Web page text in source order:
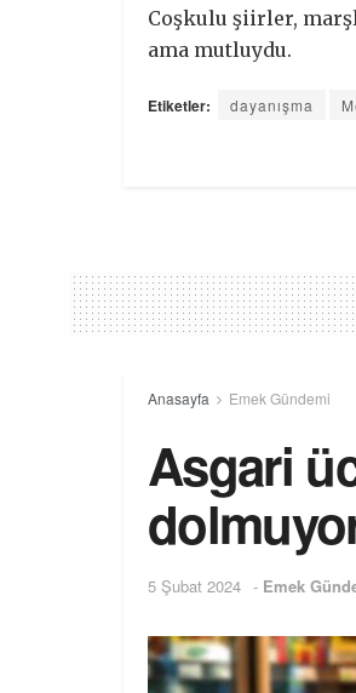
Coşkulu şiirler,
ama mutluydu.
Etiketler: dayanışma
Anasayfa Emek Gündemi
Asgari
5 Şubat 2024 - Emek